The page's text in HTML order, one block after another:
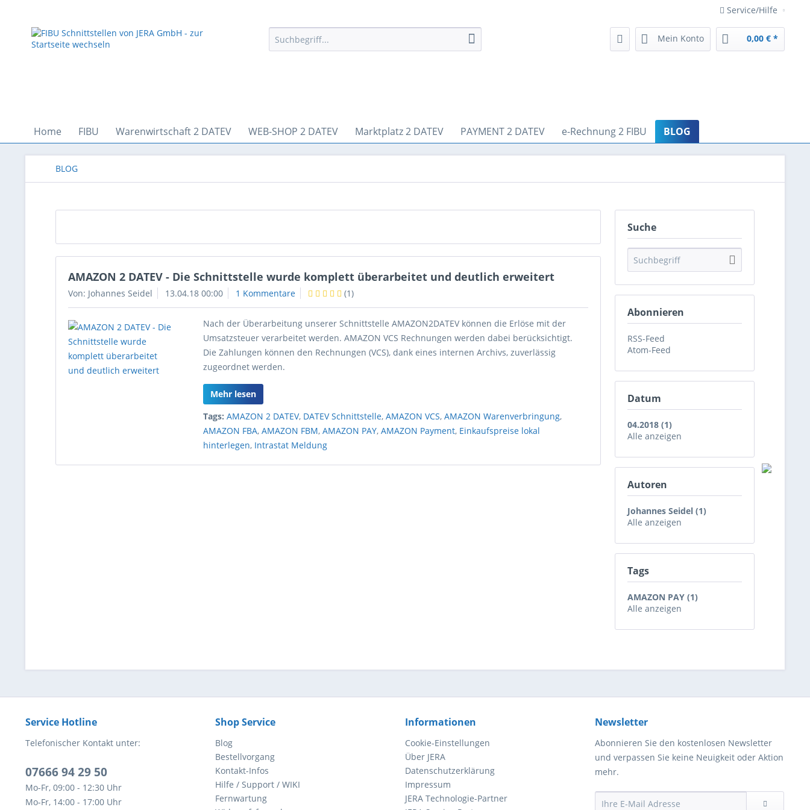
Service/Hilfe
Mein Konto 0,00 € *
Home FIBU Warenwirtschaft 2 DATEV WEB-SHOP 2 DATEV Marktplatz 2 DATEV PAYMENT 2 DATEV e-Rechnung 2 FIBU BLOG
BLOG
Suche
Abonnieren
RSS-Feed
Atom-Feed
Datum
04.2018 (1)
Alle anzeigen
Autoren
Johannes Seidel (1)
Alle anzeigen
Tags
AMAZON PAY (1)
Alle anzeigen
AMAZON 2 DATEV - Die Schnittstelle wurde komplett überarbeitet und deutlich erweitert
Von: Johannes Seidel 13.04.18 00:00 1 Kommentare (1)
Nach der Überarbeitung unserer Schnittstelle AMAZON2DATEV können die Erlöse mit der
Umsatzsteuer verarbeitet werden. AMAZON VCS Rechnungen werden dabei berücksichtigt.
Die Zahlungen können den Rechnungen (VCS), dank eines internen Archivs, zuverlässig
zugeordnet werden.
Mehr lesen
Tags: AMAZON 2 DATEV, DATEV Schnittstelle,AMAZON VCS,AMAZON Warenverbringung,
AMAZON FBA,AMAZON FBM,AMAZON PAY,AMAZON Payment, Einkaufspreise lokal
hinterlegen, Intrastat Meldung
Service Hotline
Telefonischer Kontakt unter:
07666 94 29 50
Mo-Fr, 09:00 - 12:30 Uhr
Mo-Fr, 14:00 - 17:00 Uhr
Shop Service
Blog
Bestellvorgang
Kontakt-Infos
Hilfe / Support / WIKI
Fernwartung
Informationen
Cookie-Einstellungen
Über JERA
Datenschutzerklärung
Impressum
JERA Technologie-Partner
Newsletter
Abonnieren Sie den kostenlosen Newsletter
und verpassen Sie keine Neuigkeit oder Aktion
mehr.